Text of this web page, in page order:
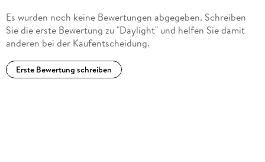
Es wurden noch keine Bewertungen abgegeben. Schreiben
Sie die erste Bewertung zu "Daylight" und helfen Sie damit
anderen bei der Kaufentscheidung.
Erste Bewertung schreiben